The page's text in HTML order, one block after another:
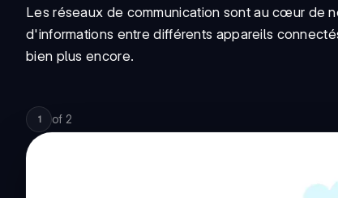
Les réseaux de communication sont au cœur de
d'informations entre différents appareils
bien plus encore.
1 of 2